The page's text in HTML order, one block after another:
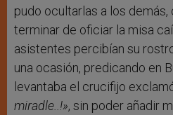
pudo ocultarlas a los demás,
terminar de oficiar la misa
asistentes percibían su
una ocasión, predicando en
levantaba el crucifijo
miradle..!», sin poder añadir